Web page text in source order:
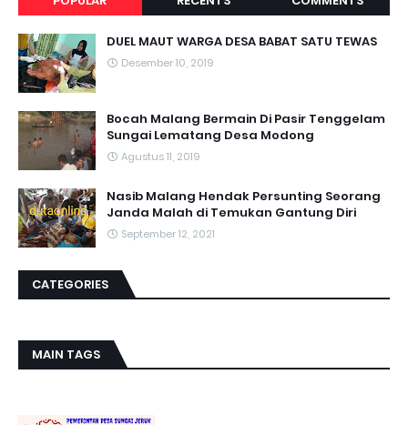
DUEL MAUT WARGA DESA BABAT SATU TEWAS
Desember 10, 2019
Bocah Malang Bermain Di Pasir Tenggelam
Sungai Lematang Desa Modong
Agustus 11, 2019
Nasib Malang Hendak Persunting Seorang
Janda Malah di Temukan Gantung Diri
September 12, 2021
CATEGORIES
MAIN TAGS